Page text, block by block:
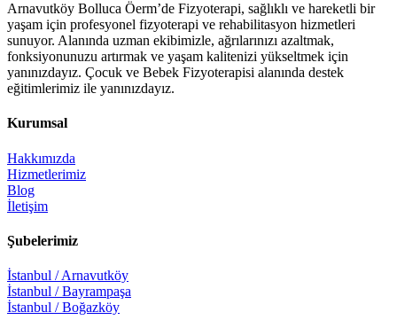
Arnavutköy Bolluca Öerm’de Fizyoterapi, sağlıklı ve hareketli bir
yaşam için profesyonel fizyoterapi ve rehabilitasyon hizmetleri
sunuyor. Alanında uzman ekibimizle, ağrılarınızı azaltmak,
fonksiyonunuzu artırmak ve yaşam kalitenizi yükseltmek için
yanınızdayız. Çocuk ve Bebek Fizyoterapisi alanında destek
eğitimlerimiz ile yanınızdayız.
Kurumsal
Hakkımızda
Hizmetlerimiz
Blog
İletişim
Şubelerimiz
İstanbul / Arnavutköy
İstanbul / Bayrampaşa
İstanbul / Boğazköy